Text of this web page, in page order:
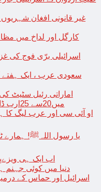
غیر قانونی افغان
کارگل اور لداخ میں
اسرائیلی برّی فوج کی
اماراتی رئیل سٹیٹ
میں20سے 25ارب ڈالرز کی سرمایہ کاری کا اعلان
او آئی سی اور عرب لیگ
اب ایک ہی ویزےپر6خلیجی ممالک کاسفر
دنیا میں کوئی جہنم
اسرائیل اور حماس کے